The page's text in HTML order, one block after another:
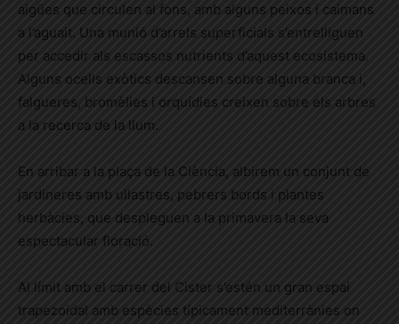
aigües que circulen al fons, amb alguns peixos i caimans
a l’aguait. Una munió d’arrels superficials s’entrelliguen
per accedir als escassos nutrients d’aquest ecosistema.
Alguns ocells exòtics descansen sobre alguna branca i,
falgueres, bromèlies i orquídies creixen sobre els arbres
a la recerca de la llum.
En arribar a la plaça de la Ciència, albirem un conjunt de
jardineres amb ullastres, pebrers bords i plantes
herbàcies, que despleguen a la primavera la seva
espectacular floració.
Al límit amb el carrer del Cister s’estén un gran espai
trapezoidal amb espècies típicament mediterrànies on